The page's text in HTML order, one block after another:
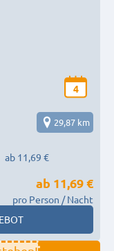
4
29,87 km
ab 11,69 €
ab 11,69 €
pro Person / Nacht